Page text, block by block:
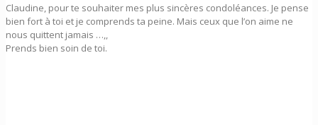
Claudine, pour te souhaiter mes plus sincères condoléances. Je pense
bien fort à toi et je comprends ta peine. Mais ceux que l’on aime ne
nous quittent jamais …,,
Prends bien soin de toi.